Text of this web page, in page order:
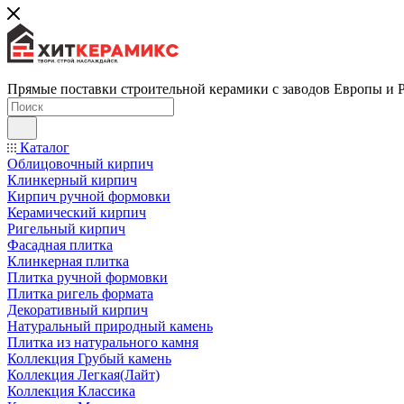
Прямые поставки строительной керамики с заводов Европы и
Каталог
Облицовочный кирпич
Клинкерный кирпич
Кирпич ручной формовки
Керамический кирпич
Ригельный кирпич
Фасадная плитка
Клинкерная плитка
Плитка ручной формовки
Плитка ригель формата
Декоративный кирпич
Натуральный природный камень
Плитка из натурального камня
Коллекция Грубый камень
Коллекция Легкая(Лайт)
Коллекция Классика